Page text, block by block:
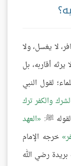
لا يغسل، ولا
أقاربه، بل
لقول النبي
والكفر ترك
ﷺ: العهد
خرجه الإمام
رضي الله